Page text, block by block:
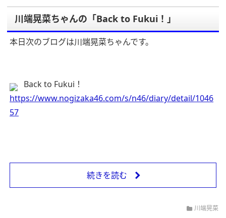
川端晃菜ちゃんの「Back to Fukui！」
本日次のブログは川端晃菜ちゃんです。
Back to Fukui！
https://www.nogizaka46.com/s/n46/diary/detail/1046
57
続きを読む
川端晃菜